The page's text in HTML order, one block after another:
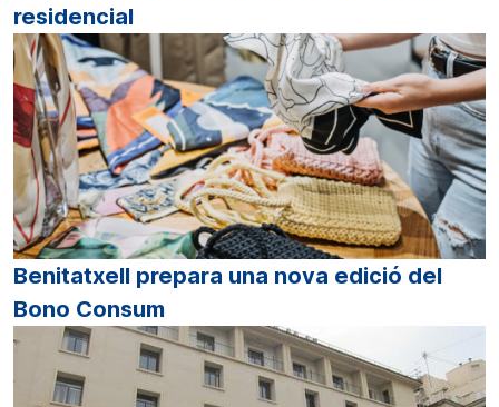
residencial
Benitatxell prepara una nova edició del
Bono Consum